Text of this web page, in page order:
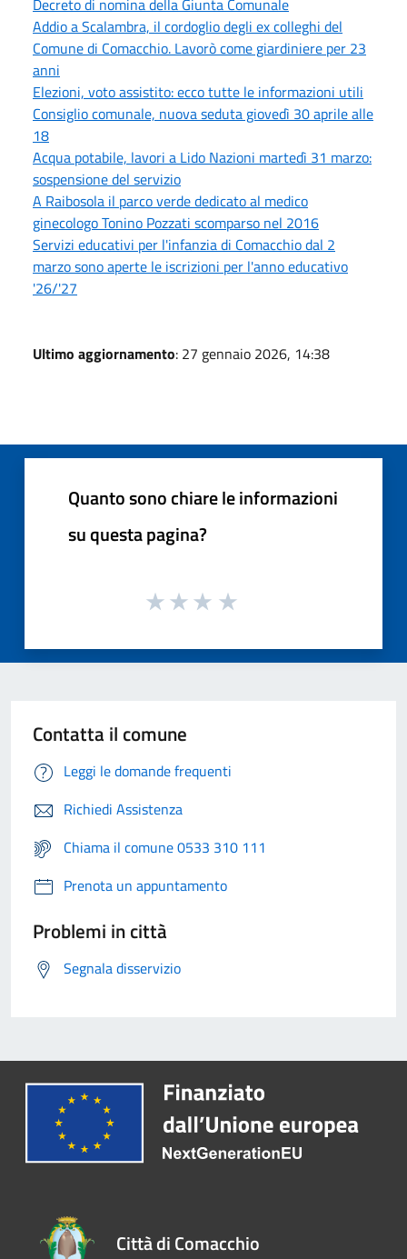
Addio a Scalambra, il cordoglio degli ex colleghi del
Comune di Comacchio. Lavorò come giardiniere per 23
anni
Elezioni, voto assistito: ecco tutte le informazioni utili
Consiglio comunale, nuova seduta giovedì 30 aprile alle
18
Acqua potabile, lavori a Lido Nazioni martedì 31 marzo:
sospensione del servizio
A Raibosola il parco verde dedicato al medico
ginecologo Tonino Pozzati scomparso nel 2016
Servizi educativi per l'infanzia di Comacchio dal 2
marzo sono aperte le iscrizioni per l'anno educativo
'26/'27
Ultimo aggiornamento: 27 gennaio 2026, 14:38
Quanto sono chiare le informazioni
su questa pagina?
Contatta il comune
Leggi le domande frequenti
Richiedi Assistenza
Chiama il comune 0533 310 111
Prenota un appuntamento
Problemi in città
Segnala disservizio
Città di Comacchio